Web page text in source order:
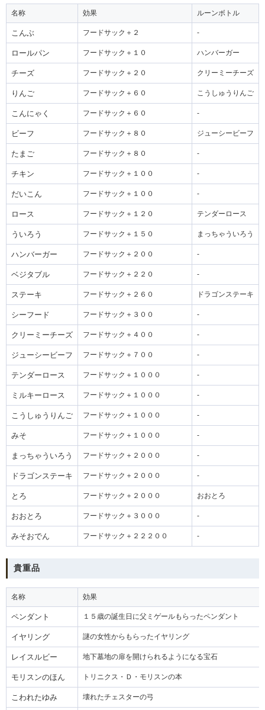
名称 効果 ルーンボトル
こんぶ フードサック＋２ -
ロールパン フードサック＋１０ ハンバーガー
チーズ フードサック＋２０ クリーミーチーズ
りんご フードサック＋６０ こうしゅうりんご
こんにゃく フードサック＋６０ -
ビーフ フードサック＋８０ ジューシービーフ
たまご フードサック＋８０ -
チキン フードサック＋１００ -
だいこん フードサック＋１００ -
ロース フードサック＋１２０ テンダーロース
ういろう フードサック＋１５０ まっちゃういろう
ハンバーガー フードサック＋２００ -
ベジタブル フードサック＋２２０ -
ステーキ フードサック＋２６０ ドラゴンステーキ
シーフード フードサック＋３００ -
クリーミーチーズ フードサック＋４００ -
ジューシービーフ フードサック＋７００ -
テンダーロース フードサック＋１０００ -
ミルキーロース フードサック＋１０００ -
こうしゅうりんご フードサック＋１０００ -
みそ フードサック＋１０００ -
まっちゃういろう フードサック＋２０００ -
ドラゴンステーキ フードサック＋２０００ -
とろ フードサック＋２０００ おおとろ
おおとろ フードサック＋３０００ -
みそおでん フードサック＋２２２００ -
貴重品
名称 効果
ペンダント １５歳の誕生日に父ミゲールもらったペンダント
イヤリング 謎の女性からもらったイヤリング
レイスルビー 地下墓地の扉を開けられるようになる宝石
モリスンのほん トリニクス・Ｄ・モリスンの本
こわれたゆみ 壊れたチェスターの弓